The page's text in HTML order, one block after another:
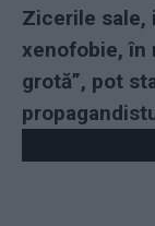
Zicerile sale,
xenofobie, în
grotă”, pot